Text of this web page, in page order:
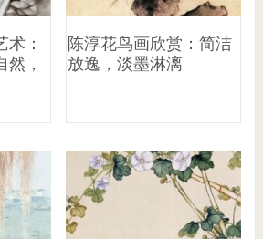
：
，
陈淳花鸟画欣赏：简洁
放逸，淡墨淋漓